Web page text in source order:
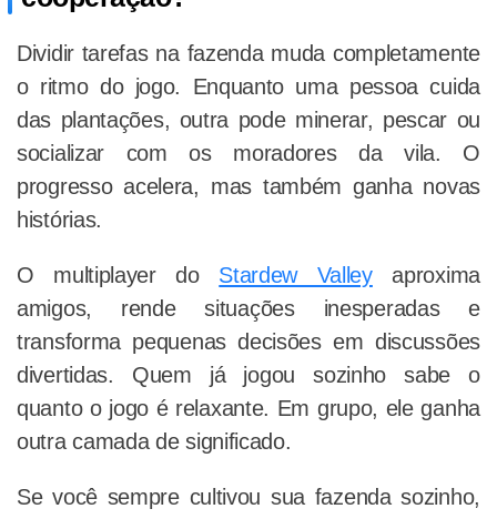
Dividir tarefas na fazenda muda completamente
o ritmo do jogo. Enquanto uma pessoa cuida
das plantações, outra pode minerar, pescar ou
socializar com os moradores da vila. O
progresso acelera, mas também ganha novas
histórias.
O multiplayer do Stardew Valleyaproxima
amigos, rende situações inesperadas e
transforma pequenas decisões em discussões
divertidas. Quem já jogou sozinho sabe o
quanto o jogo é relaxante. Em grupo, ele ganha
outra camada de significado.
Se você sempre cultivou sua fazenda sozinho,